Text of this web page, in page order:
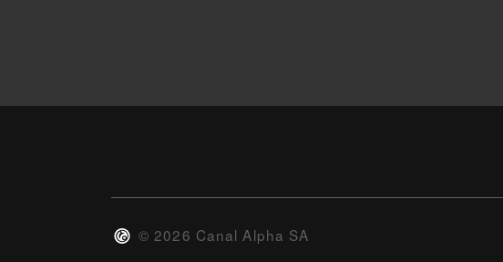
© 2026 Canal Alpha SA